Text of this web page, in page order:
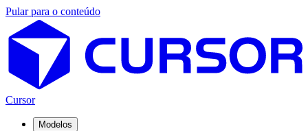
Pular para o conteúdo
Cursor
Modelos